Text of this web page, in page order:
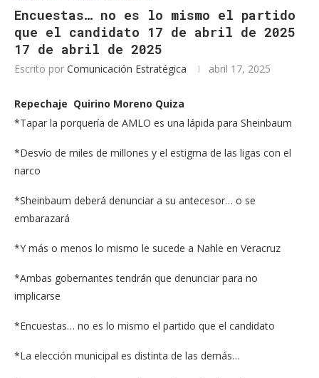
Encuestas… no es lo mismo el partido
que el candidato 17 de abril de 2025
17 de abril de 2025
Escrito por Comunicación Estratégica abril 17, 2025
Repechaje Quirino Moreno Quiza
*Tapar la porquería de AMLO es una lápida para Sheinbaum
*Desvío de miles de millones y el estigma de las ligas con el
narco
*Sheinbaum deberá denunciar a su antecesor… o se
embarazará
*Y más o menos lo mismo le sucede a Nahle en Veracruz
*Ambas gobernantes tendrán que denunciar para no
implicarse
*Encuestas… no es lo mismo el partido que el candidato
*La elección municipal es distinta de las demás…